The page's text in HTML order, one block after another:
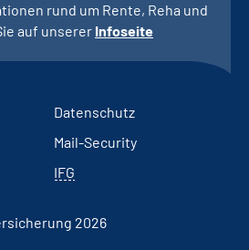
rund um Rente, Reha und
auf unserer Infoseite
Datenschutz
Mail-Security
IFG
2026